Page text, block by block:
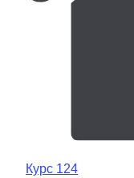
Курс 124